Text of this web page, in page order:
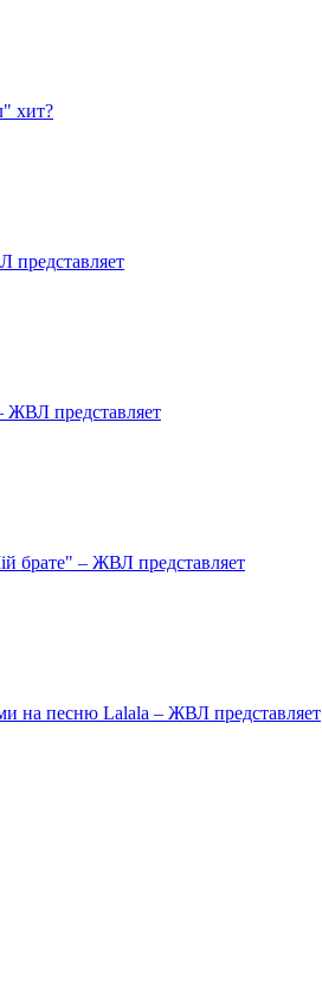
хит?
представляет
ЖВЛ представляет
брате" – ЖВЛ представляет
на песню Lalala – ЖВЛ представляет